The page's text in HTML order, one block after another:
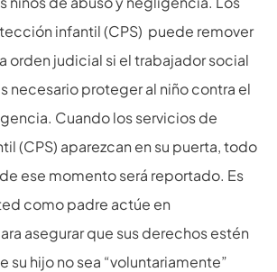
infantil (CPS) puede remover
orden judicial si el trabajador social
necesario proteger al niño contra el
Cuando los servicios de
(CPS) aparezcan en su puerta, todo
ese momento será reportado. Es
como padre actúe en
asegurar que sus derechos estén
su hijo no sea “voluntariamente”